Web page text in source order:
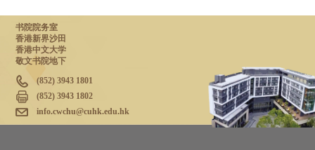
书院院务室
香港新界沙田
香港中文大学
敬文书院地下
(852) 3943 1801
(852) 3943 1802
info.cwchu@cuhk.edu.hk